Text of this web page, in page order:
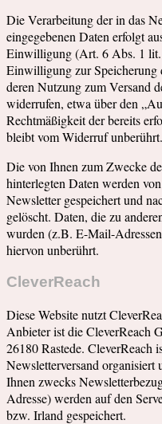
Die Verarbeitung der in das
eingegebenen Daten erfolgt
Einwilligung (Art. 6 Abs. 1
Einwilligung zur Speicherung
deren Nutzung zum Versand
widerrufen, etwa über den
Rechtmäßigkeit der bereits
bleibt vom Widerruf unberührt.
Die von Ihnen zum Zwecke
hinterlegten Daten werden
Newsletter gespeichert und
gelöscht. Daten, die zu
wurden (z.B. E-Mail-
hiervon unberührt.
CleverReach
Diese Website nutzt
Anbieter ist die CleverReach
26180 Rastede. CleverReach
Newsletterversand
Ihnen zwecks
Adresse) werden auf den
bzw. Irland gespeichert.